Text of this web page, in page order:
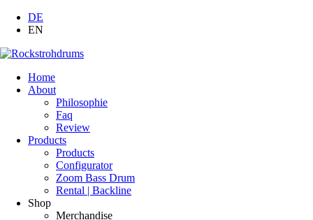
DE
EN
Home
About
Philosophie
Faq
Review
Products
Products
Configurator
Zoom Bass Drum
Rental | Backline
Shop
Merchandise